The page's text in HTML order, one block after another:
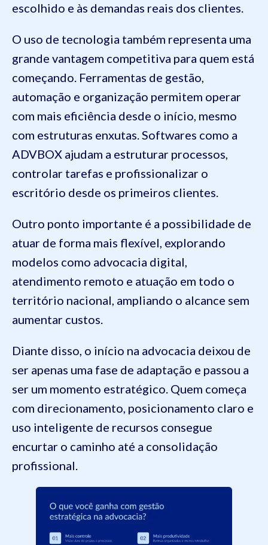
escolhido e às demandas reais dos clientes.
O uso de tecnologia também representa uma
grande vantagem competitiva para quem está
começando. Ferramentas de gestão,
automação e organização permitem operar
com mais eficiência desde o início, mesmo
com estruturas enxutas. Softwares como a
ADVBOX ajudam a estruturar processos,
controlar tarefas e profissionalizar o
escritório desde os primeiros clientes.
Outro ponto importante é a possibilidade de
atuar de forma mais flexível, explorando
modelos como advocacia digital,
atendimento remoto e atuação em todo o
território nacional, ampliando o alcance sem
aumentar custos.
Diante disso, o início na advocacia deixou de
ser apenas uma fase de adaptação e passou a
ser um momento estratégico. Quem começa
com direcionamento, posicionamento claro e
uso inteligente de recursos consegue
encurtar o caminho até a consolidação
profissional.